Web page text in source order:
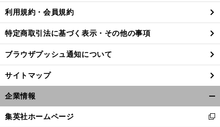
利用規約・会員規約
特定商取引法に基づく表示・その他の事項
ブラウザプッシュ通知について
サイトマップ
企業情報
閉
集英社ホームページ
新